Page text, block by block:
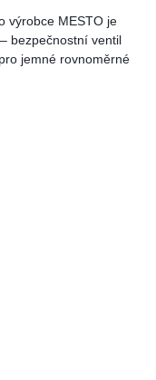
výrobce MESTO je
bezpečnostní ventil
jemné rovnoměrné